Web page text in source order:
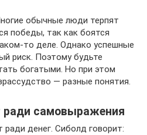
обычные люди терпят
победы, так как боятся
то деле. Однако успешные
риск. Поэтому будьте
богатыми. Но при этом
— разные понятия.
ради самовыражения
денег. Си­болд го­во­рит: